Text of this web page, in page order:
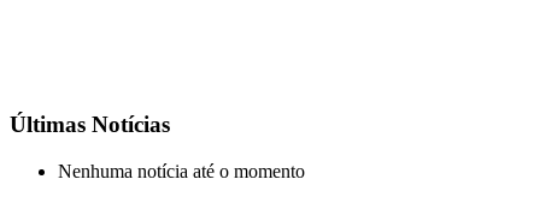
Últimas Notícias
Nenhuma notícia até o momento